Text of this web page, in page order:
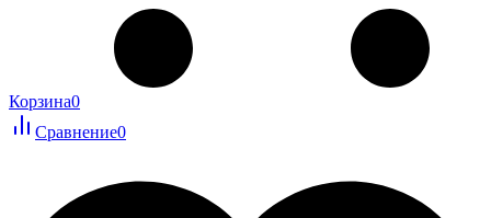
Корзина0
Сравнение0